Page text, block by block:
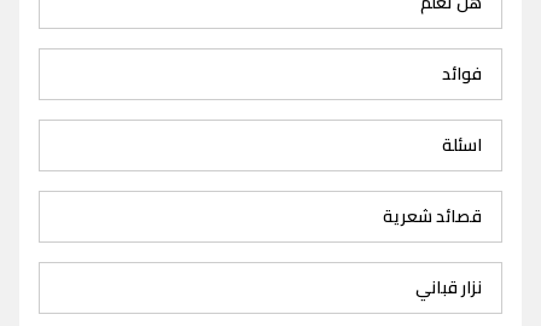
فوائد
اسئلة
قصائد شعرية
نزار قباني